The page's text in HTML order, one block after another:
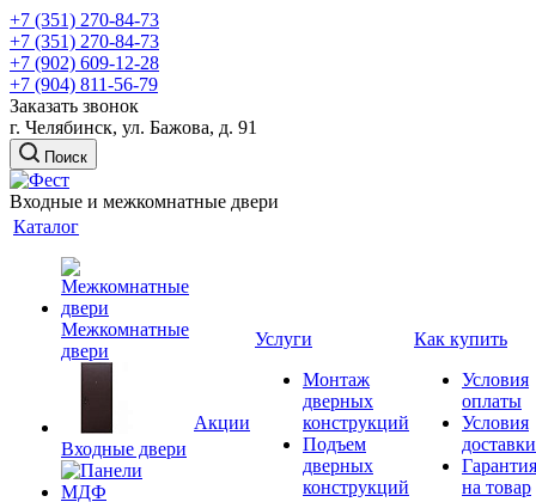
+7 (351) 270-84-73
+7 (351) 270-84-73
+7 (902) 609-12-28
+7 (904) 811-56-79
Заказать звонок
г. Челябинск, ул. Бажова, д. 91
Поиск
Входные и межкомнатные двери
Каталог
Межкомнатные
двери
Входные двери
Акции
Услуги
Монтаж
дверных
конструкций
Подъем
дверных
конструкций
Как купить
Условия
оплаты
Условия
доставки
Гарантия
на товар